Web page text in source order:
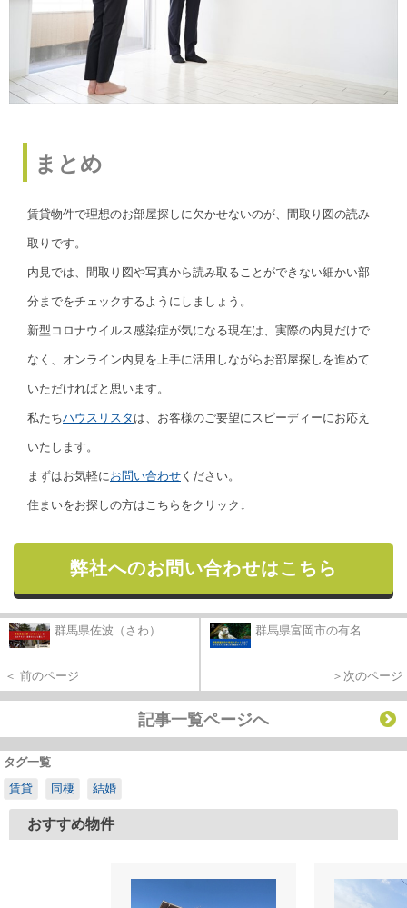
まとめ
賃貸物件で理想のお部屋探しに欠かせないのが、間取り図の読み
取りです。
内見では、間取り図や写真から読み取ることができない細かい部
分までをチェックするようにしましょう。
新型コロナウイルス感染症が気になる現在は、実際の内見だけで
なく、オンライン内見を上手に活用しながらお部屋探しを進めて
いただければと思います。
私たちハウスリスタ は、お客様のご要望にスピーディーにお応え
いたします。
まずはお気軽にお問い合わせ ください。
住まいをお探しの方はこちらをクリック↓
弊社へのお問い合わせはこちら
群馬県佐波（さわ）...
＜ 前のページ
群馬県富岡市の有名...
＞次のページ
記事一覧ページへ
タグ一覧
賃貸
同棲 結婚
おすすめ物件